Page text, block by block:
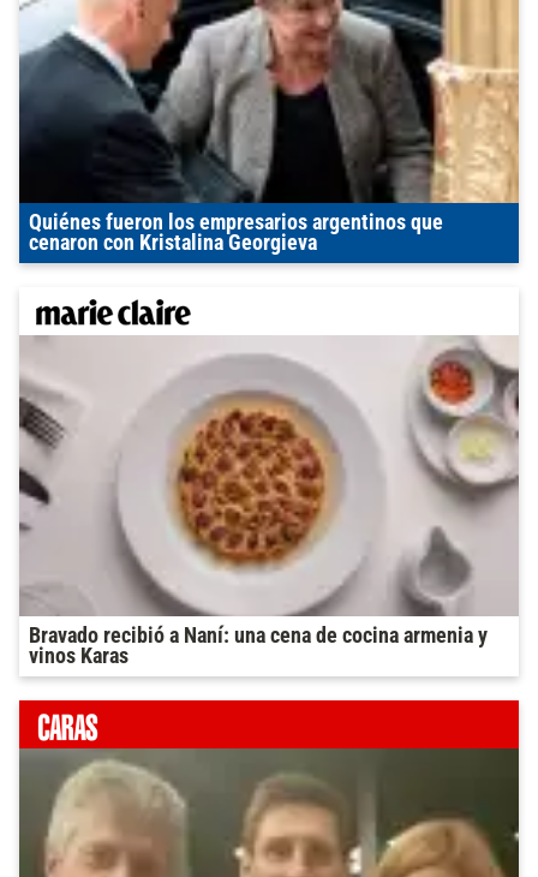
Quiénes fueron los empresarios argentinos que
cenaron con Kristalina Georgieva
Bravado recibió a Naní: una cena de cocina armenia y
vinos Karas